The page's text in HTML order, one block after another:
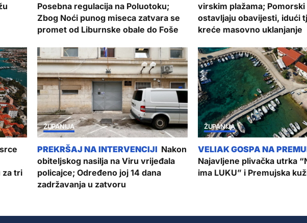
Posebna regulacija na Poluotoku;
Zbog Noći punog miseca zatvara se
promet od Liburnske obale do Foše
virskim plažama;
ostavljaju obavijesti, idući
kreće masovno uklanjanje
za tri
ŽUPANIJA
Nakon
obiteljskog nasilja na Viru vrijeđala
policajce; Određeno joj 14 dana
zadržavanja u zatvoru
ŽUPANIJA
Najavljene plivačka utrka
ima LUKU” i Premujska